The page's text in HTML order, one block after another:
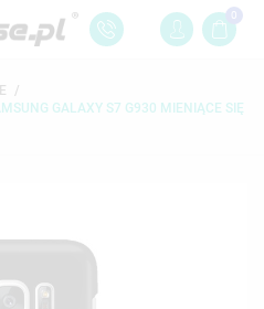
0
GALAXY S7 G930 MIENIĄCE SIĘ